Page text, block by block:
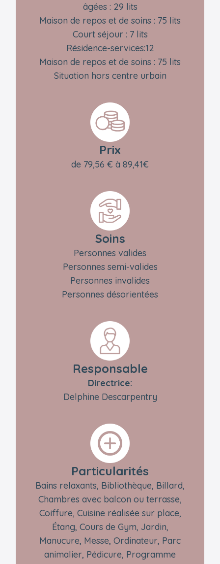
âgées : 29 lits
Maison de repos et de soins : 75 lits
Court séjour : 7 lits
Résidence-services:12
Maison de repos et de soins : 75 lits
Situation hors centre urbain
Prix
de 79,56 € à 89,41€
Soins
Personnes valides
Personnes semi-valides
Personnes invalides
Personnes désorientées
Responsable
Directrice:
Delphine Descarpentry
Particularités
Bains relaxants, Bibliothèque, Billard,
Chambres avec balcon ou terrasse,
Coiffure, Cuisine réalisée sur place,
Étang, Cours de Gym, Jardin,
Manucure, Messe, Ordinateur, Parc
animalier, Pédicure, Programme